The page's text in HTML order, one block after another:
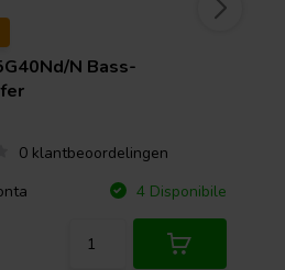
N Bass-
0 klantbeoordelingen
4 Disponibile